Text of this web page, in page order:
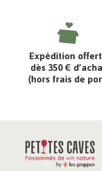
Expédition
dès 350 €
(hors frais de